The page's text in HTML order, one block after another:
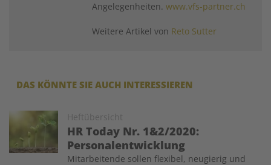
Angelegenheiten. www.vfs-partner.ch
Weitere Artikel von Reto Sutter
DAS KÖNNTE SIE AUCH INTERESSIEREN
Heftübersicht
HR Today Nr. 1&2/2020:
Personalentwicklung
Image
Mitarbeitende sollen flexibel, neugierig und